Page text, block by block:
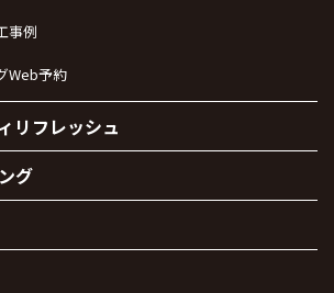
事例
Web予約
リフレッシュ
グ